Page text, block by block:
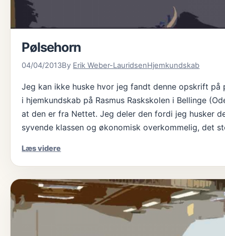
Pølsehorn
04/04/2013By Erik Weber-LauridsenHjemkundskab
Jeg kan ikke huske hvor jeg fandt denne opskrift på
i hjemkundskab på Rasmus Raskskolen i Bellinge
at den er fra Nettet. Jeg deler den fordi jeg husker
syvende klassen og økonomisk overkommelig, det
Læs viderePølsehorn